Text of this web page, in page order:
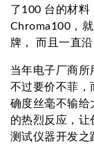
了100 台的材料
Chroma100，
牌， 而且一直沿
当年电子厂商所
不过要价不菲，
确度丝毫不输给
的热烈反应，让
测试仪器开发之